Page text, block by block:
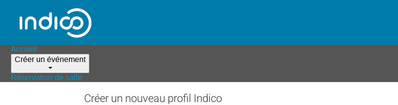
Accueil
Créer un événement
Réservation de salle
Créer un nouveau profil Indico